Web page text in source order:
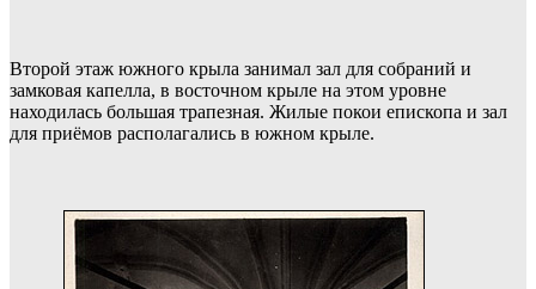
Второй этаж южного крыла занимал зал для собраний и
замковая капелла, в восточном крыле на этом уровне
находилась большая трапезная. Жилые покои епископа и зал
для приёмов располагались в южном крыле.